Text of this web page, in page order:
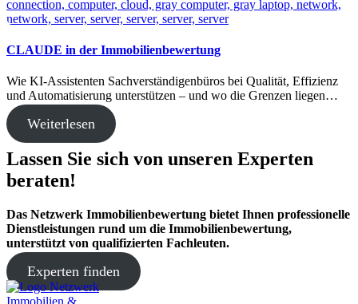
CLAUDE in der Immobilienbewertung
Wie KI-Assistenten Sachverständigenbüros bei Qualität, Effizienz
und Automatisierung unterstützen – und wo die Grenzen liegen…
Weiterlesen
Lassen Sie sich von unseren Experten
beraten!
Das Netzwerk Immobilienbewertung bietet Ihnen professionelle
Dienstleistungen rund um die Immobilienbewertung,
unterstützt von qualifizierten Fachleuten.
Experten finden